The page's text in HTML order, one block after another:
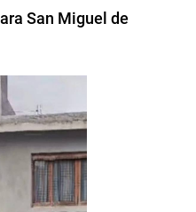
San Miguel de